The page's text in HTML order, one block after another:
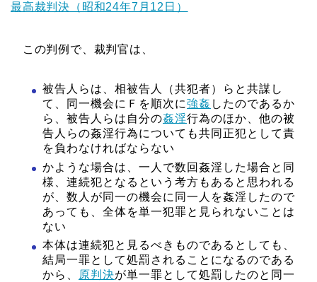
最高裁判決（昭和24年7月12日）
この判例で、裁判官は、
被告人らは、相被告人（共犯者）らと共謀し
て、同一機会にＦを順次に強姦 したのであるか
ら、被告人らは自分の姦淫行為のほか、他の被
告人らの姦淫行為についても共同正犯として責
を負わなければならない
かような場合は、一人で数回姦淫した場合と同
様、連続犯となるという考方もあると思われる
が、数人が同一の機会に同一人を姦淫したので
あっても、全体を単一犯罪と見られないことは
ない
本体は連続犯と見るべきものであるとしても、
結局一罪として処罰されることになるのである
から、
原判決が単一罪として処罰したのと同一